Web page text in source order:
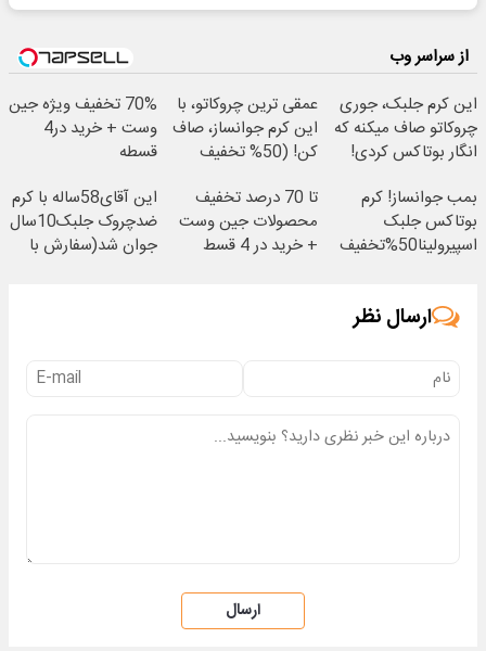
از سراسر وب
این کرم جلبک، جوری
چروکاتو صاف میکنه که
انگار بوتاکس کردی!
عمقی ترین چروکاتو، با
این کرم جوانساز، صاف
کن! (50% تخفیف
70% تخفیف ویژه جین
وست + خرید در4
قسطه
بمب جوانساز! کرم
بوتاکس جلبک
اسپیرولینا50%تخفیف
تا 70 درصد تخفیف
محصولات جین وست
+ خرید در 4 قسط
این آقای58ساله با کرم
ضدچروک جلبک10سال
جوان شد(سفارش با
ارسال نظر
ارسال